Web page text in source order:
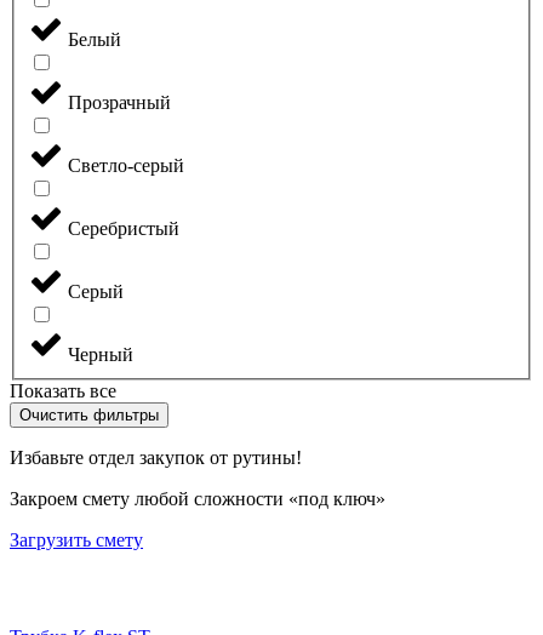
Белый
Прозрачный
Светло-серый
Серебристый
Серый
Черный
Показать все
Очистить фильтры
Избавьте отдел закупок от рутины!
Закроем смету любой сложности «под ключ»
Загрузить смету